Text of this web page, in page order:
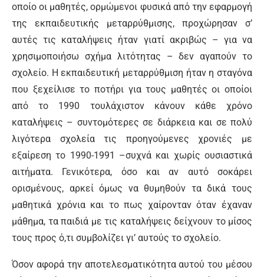
οποίο οι μαθητές, ορμώμενοι φυσικά από την εφαρμογή
της εκπαιδευτικής μεταρρύθμισης, προχώρησαν σ’
αυτές τις καταλήψεις ήταν γιατί ακριβώς – για να
χρησιμοποιήσω σχήμα λιτότητας – δεν αγαπούν το
σχολείο. Η εκπαιδευτική μεταρρύθμιση ήταν η σταγόνα
που ξεχείλισε το ποτήρι για τους μαθητές οι οποίοι
από το 1990 τουλάχιστον κάνουν κάθε χρόνο
καταλήψεις – συντομότερες σε διάρκεια και σε πολύ
λιγότερα σχολεία τις προηγούμενες χρονιές με
εξαίρεση το 1990-1991 –συχνά και χωρίς ουσιαστικά
αιτήματα. Γενικότερα, όσο και αν αυτό σοκάρει
ορισμένους, αρκεί όμως να θυμηθούν τα δικά τους
μαθητικά χρόνια και το πως χαίρονταν όταν έχαναν
μάθημα, τα παιδιά με τις καταλήψεις δείχνουν το μίσος
τους προς ό,τι συμβολίζει γι’ αυτούς το σχολείο.
Όσον αφορά την αποτελεσματικότητα αυτού του μέσου